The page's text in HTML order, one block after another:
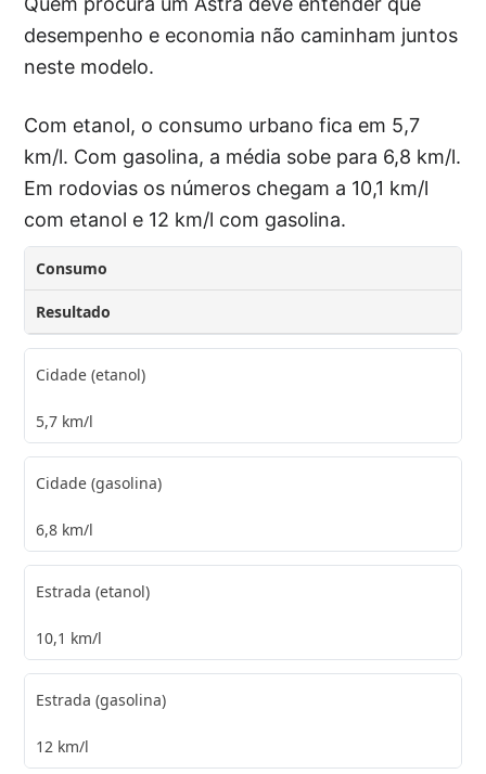
desempenho e economia não caminham juntos
neste modelo.
Com etanol, o consumo urbano fica em 5,7
km/l. Com gasolina, a média sobe para 6,8 km/l.
Em rodovias os números chegam a 10,1 km/l
com etanol e 12 km/l com gasolina.
Consumo
Resultado
Cidade (etanol)
5,7 km/l
Cidade (gasolina)
6,8 km/l
Estrada (etanol)
10,1 km/l
Estrada (gasolina)
12 km/l